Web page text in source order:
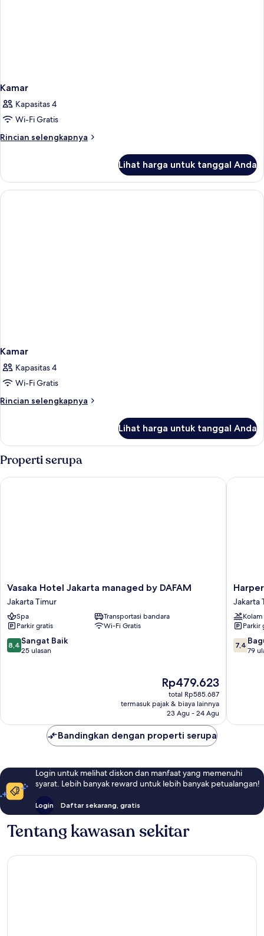
Kamar
Kapasitas 4
Wi-Fi Gratis
Rincian selengkapnya
Rincian
Kamar
Lihat harga untuk tanggal Anda
Kamar
Kapasitas 4
Wi-Fi Gratis
Rincian selengkapnya
Rincian
Kamar
Lihat harga untuk tanggal Anda
Properti serupa
Vasaka
Hotel
Jakarta
managed
by
DAFAM
Jakarta
Vasaka Hotel Jakarta managed by DAFAM
Jakarta Timur
Spa
Transportasi bandara
Parkir gratis
Wi-Fi Gratis
8.4
dari
8,4 Sangat Baik
25 ulasan
Harga
sekarang
Rp479.623
Rp479.623
total Rp585.687
termasuk pajak & biaya lainnya
23 Agu - 24 Agu
Vasaka Hotel Jakarta managed by DAFAM
Harper
MT
Haryono
by
ASTON
Jakarta
Timur
Jakarta
Parkir
7.4
dari
7,4
79
Harper
Bandingkan dengan properti serupa
Login untuk melihat diskon dan manfaat yang memenuhi
syarat. Lebih banyak reward untuk lebih banyak petualangan!
Login Daftar sekarang, gratis
Tentang kawasan sekitar